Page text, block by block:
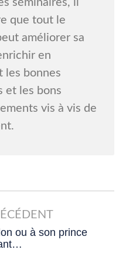
que tout le
améliorer sa
en
les bonnes
et les bons
vis à vis de
ou à son prince